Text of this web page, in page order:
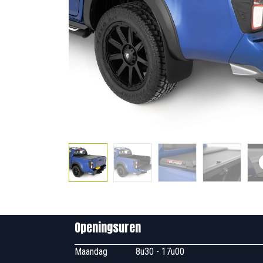
Openingsuren
Maandag ​8u30 -